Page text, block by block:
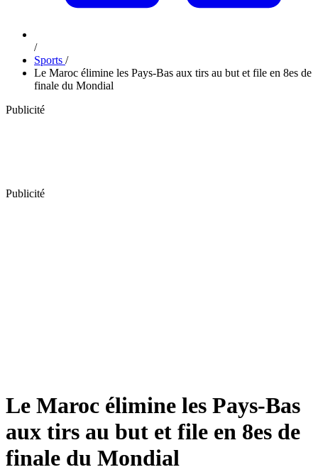
/
Sports /
Le Maroc élimine les Pays-Bas aux tirs au but et file en 8es de
finale du Mondial
Publicité
Publicité
Le Maroc élimine les Pays-Bas
aux tirs au but et file en 8es de
finale du Mondial